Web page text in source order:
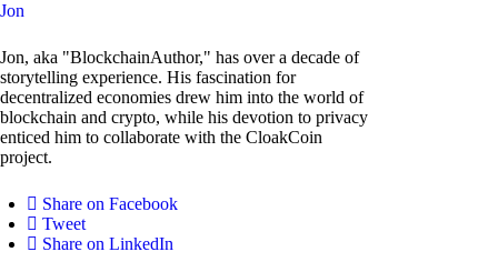
Jon
Jon, aka "BlockchainAuthor," has over a decade of
storytelling experience. His fascination for
decentralized economies drew him into the world of
blockchain and crypto, while his devotion to privacy
enticed him to collaborate with the CloakCoin
project.
Share on Facebook
Tweet
Share on LinkedIn